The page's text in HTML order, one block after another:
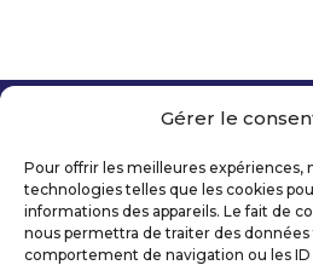
Gérer le
Pour offrir les meilleures expériences,
technologies telles que les cookies
informations des appareils. Le fait de
nous permettra de traiter des données
comportement de navigation ou les ID
Mentions légales
Politique de confidentialité
Déclaration d’accessibilité